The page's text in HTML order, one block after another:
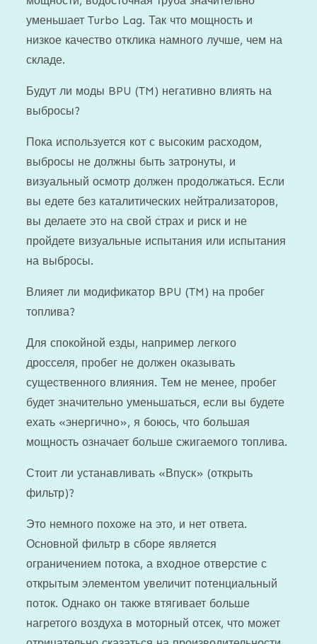
уменьшает Turbo Lag. Так что мощность и
низкое качество отклика намного лучше, чем на
складе.
Будут ли моды BPU (TM) негативно влиять на
выбросы?
Пока используется кот с высоким расходом,
выбросы не должны быть затронуты, и
визуальный осмотр должен продолжаться. Если
вы едете без каталитических нейтрализаторов,
вы делаете это на свой страх и риск и не
пройдете визуальные испытания или испытания
на выбросы.
Влияет ли модификатор BPU (TM) на пробег
топлива?
Для спокойной езды, например легкого
дросселя, пробег не должен оказывать
существенного влияния. Тем не менее, пробег
будет значительно уменьшаться, если вы будете
ехать «энергично», я боюсь, что большая
мощность означает больше сжигаемого топлива.
Стоит ли устанавливать «Впуск» (открыть
фильтр)?
Это немного похоже на это, и нет ответа.
Основной фильтр в сборе является
ограничением потока, а входное отверстие с
открытым элементом увеличит потенциальный
поток. Однако он также втягивает больше
нагретого воздуха в моторный отсек, что может